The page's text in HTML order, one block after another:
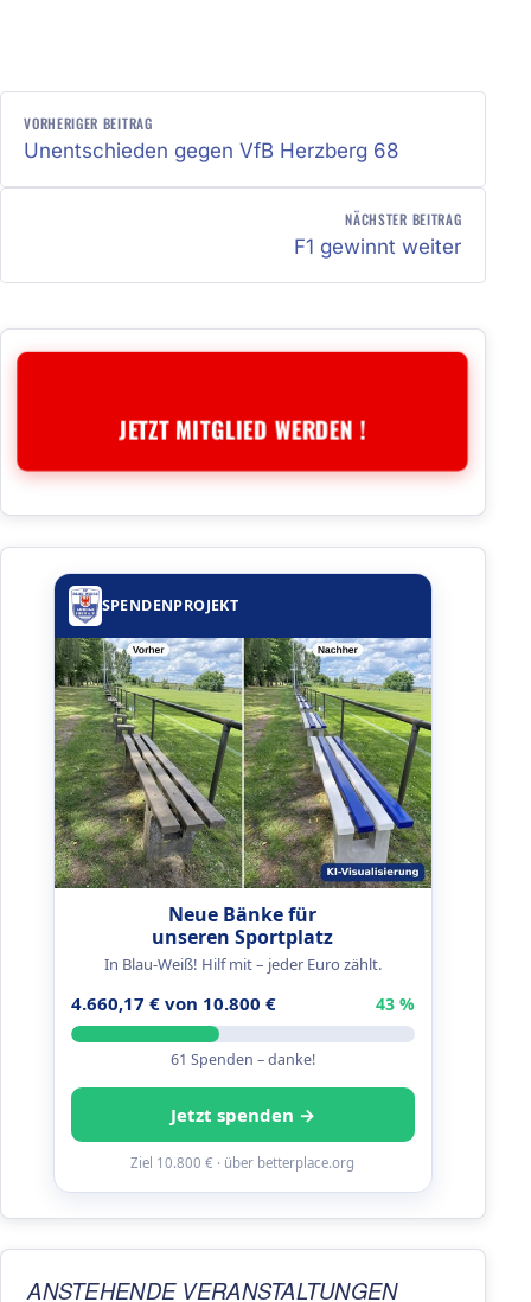
BEITRAGSNAVIGATION
VORHERIGER BEITRAG
Unentschieden gegen VfB Herzberg 68
NÄCHSTER BEITRAG
F1 gewinnt weiter
JETZT MITGLIED WERDEN !
SPENDENPROJEKT
Neue Bänke für
unseren Sportplatz
In Blau-Weiß! Hilf mit – jeder Euro zählt.
4.660,17 € von 10.800 € 43 %
61 Spenden – danke!
Jetzt spenden →
Ziel 10.800 € · über betterplace.org
ANSTEHENDE VERANSTALTUNGEN